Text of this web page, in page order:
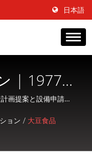
日本語
| 1977年
ーティン
者とし
画提案と設備申請
を提供する会社です。
ョン / 大豆食品